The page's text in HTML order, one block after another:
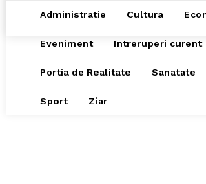
Administratie Cultura
Eveniment Intreruperi curent
Portia de Realitate Sanatate
Sport Ziar